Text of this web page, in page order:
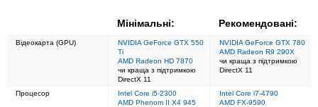
Мінімальні: Рекомендовані:
Відеокарта (GPU)
NVIDIA GeForce GTX 550
Ti
AMD Radeon HD 7870
чи краща з підтримкою
DirectX 11
NVIDIA GeForce GTX 780
AMD Radeon R9 290X
чи краща з підтримкою
DirectX 11
Процесор
Intel Core i5-2300
AMD Phenom II X4 945
Intel Core i7-4790
AMD FX-9590